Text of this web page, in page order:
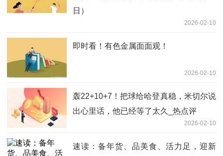
日）
2026-02-10
即时看！有色金属面面观！
2026-02-10
轰22+10+7！把球给哈登真稳，米切尔说
出心里话，他已经等了太久_热点评
2026-02-10
速读：备年货、品美食、活力足，迎新